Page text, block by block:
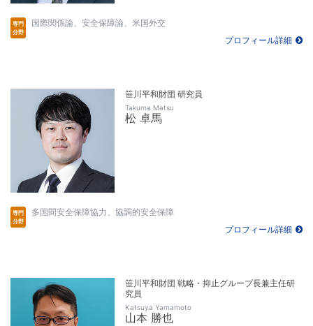
国際関係論、安全保障論、米国外交
プロフィール詳細
笹川平和財団 研究員
Takuma Matsu
松 卓馬
多国間安全保障協力、協調的安全保障
プロフィール詳細
笹川平和財団 戦略・抑止グループ長兼主任研
究員
Katsuya Yamamoto
山本 勝也